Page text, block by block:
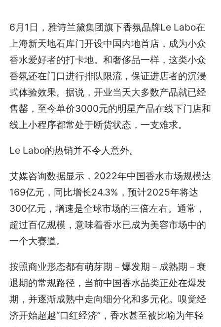
6月1日，雅诗兰黛集团旗下香氛品牌Le Labo在
上海新天地石库门开设中国内地首店，成为小众
香水爱好者的打卡地。和奢侈品一样，这类小众
香氛还在门口进行排队限流，保证进店者的沉浸
式体验效果。据说，开业当天大多数产品就已经
售罄，至今单价3000元的明星产品在线下门店和
线上小程序都常处于断货状态，一支难求。
Le Labo的热销并不令人意外。
艾媒咨询数据显示，2022年中国香水市场规模达
169亿元，同比增长24.3%，预计2025年将达
300亿元，增速是全球市场的三倍左右。通常，
超过百亿规模，意味着香水已成为美容市场中的
一个大赛道。
按照商业形态都有萌芽期－爆发期－成熟期－衰
退期的常规路径，当前中国香水品类正处在爆发
期，并逐渐成熟中走向细分化和多元化。嗅觉经
济开始超越“口红经济”，香水甚至被比喻为年轻